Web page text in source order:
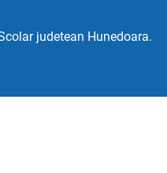
judetean Hunedoara.